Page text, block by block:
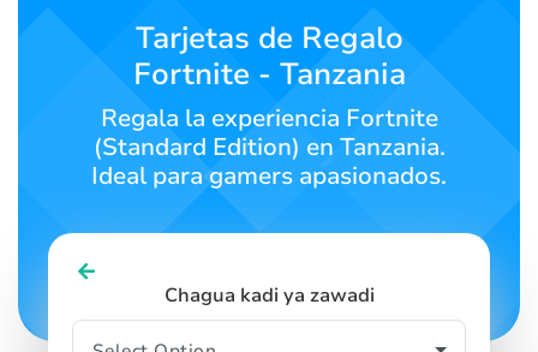
Wasiliana
Kiswahili
Tarjetas de Regalo
Fortnite - Tanzania
Regala la experiencia Fortnite
(Standard Edition) en Tanzania.
Ideal para gamers apasionados.
Chagua kadi ya zawadi